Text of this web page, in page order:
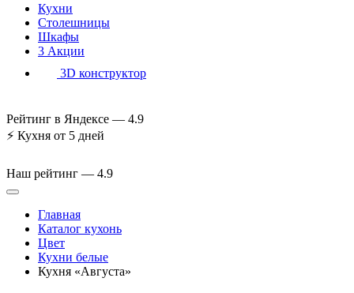
Кухни
Столешницы
Шкафы
3 Акции
3D конструктор
Рейтинг в Яндексе — 4.9
⚡ Кухня от 5 дней
Наш рейтинг — 4.9
Главная
Каталог кухонь
Цвет
Кухни белые
Кухня «Августа»